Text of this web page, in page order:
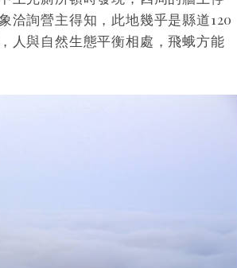
洽詢營主得知，此地幾乎是縣道120
人與自然生態平衡相處，飛蛾方能